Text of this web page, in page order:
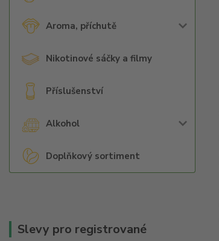
Aroma, příchutě
Nikotinové sáčky a filmy
Příslušenství
Alkohol
Doplňkový sortiment
Slevy pro registrované